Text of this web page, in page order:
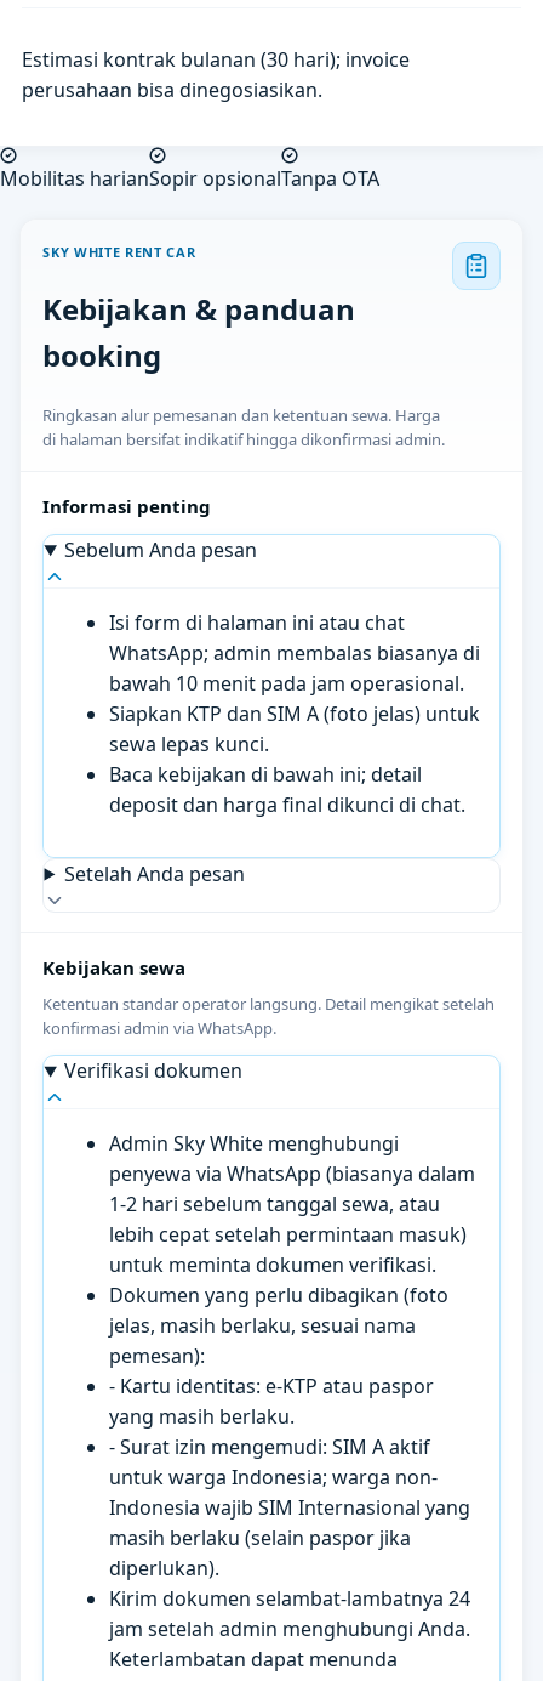
Estimasi kontrak bulanan (30 hari); invoice
perusahaan bisa dinegosiasikan.
Mobilitas harianSopir opsionalTanpa OTA
SKY WHITE RENT CAR
Kebijakan & panduan
booking
Ringkasan alur pemesanan dan ketentuan sewa. Harga
di halaman bersifat indikatif hingga dikonfirmasi admin.
Informasi penting
Sebelum Anda pesan
Isi form di halaman ini atau chat
WhatsApp; admin membalas biasanya di
bawah 10 menit pada jam operasional.
Siapkan KTP dan SIM A (foto jelas) untuk
sewa lepas kunci.
Baca kebijakan di bawah ini; detail
deposit dan harga final dikunci di chat.
Setelah Anda pesan
Kebijakan sewa
Ketentuan standar operator langsung. Detail mengikat setelah
konfirmasi admin via WhatsApp.
Verifikasi dokumen
Admin Sky White menghubungi
penyewa via WhatsApp (biasanya dalam
1-2 hari sebelum tanggal sewa, atau
lebih cepat setelah permintaan masuk)
untuk meminta dokumen verifikasi.
Dokumen yang perlu dibagikan (foto
jelas, masih berlaku, sesuai nama
pemesan):
- Kartu identitas: e-KTP atau paspor
yang masih berlaku.
- Surat izin mengemudi: SIM A aktif
untuk warga Indonesia; warga non-
Indonesia wajib SIM Internasional yang
masih berlaku (selain paspor jika
diperlukan).
Kirim dokumen selambat-lambatnya 24
jam setelah admin menghubungi Anda.
Keterlambatan dapat menunda